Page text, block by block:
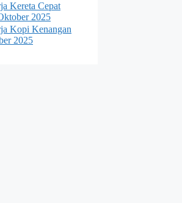
Kereta Cepat
2025
Kopi Kenangan
2025